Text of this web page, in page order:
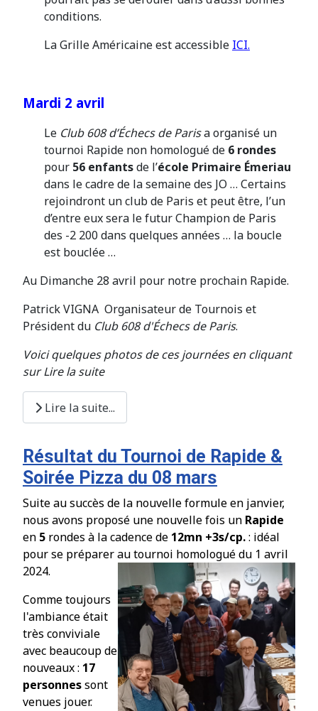
conditions.
La Grille Américaine est accessible ICI.
Mardi 2 avril
Le Club 608 d’Échecs de Parisa organisé un
tournoi Rapide non homologué de 6 rondes
pour 56 enfantsde l’école Primaire Émeriau
dans le cadre de la semaine des JO … Certains
rejoindront un club de Paris et peut être, l’un
d’entre eux sera le futur Champion de Paris
des -2 200 dans quelques années … la boucle
est bouclée …
Au Dimanche 28 avril pour notre prochain Rapide.
Patrick VIGNA Organisateur de Tournois et
Président du Club 608 d'Échecs de Paris.
Voici quelques photos de ces journées en cliquant
sur Lire la suite
Lire la suite...
Résultat du Tournoi de Rapide &
Soirée Pizza du 08 mars
Suite au succès de la nouvelle formule en janvier,
nous avons proposé une nouvelle fois un Rapide
en 5 rondes à la cadence de 12mn +3s/cp.: idéal
pour se préparer au tournoi homologué du 1 avril
2024.
Comme toujours
l'ambiance était
très conviviale
avec beaucoup de
nouveaux : 17
personnessont
venues jouer.